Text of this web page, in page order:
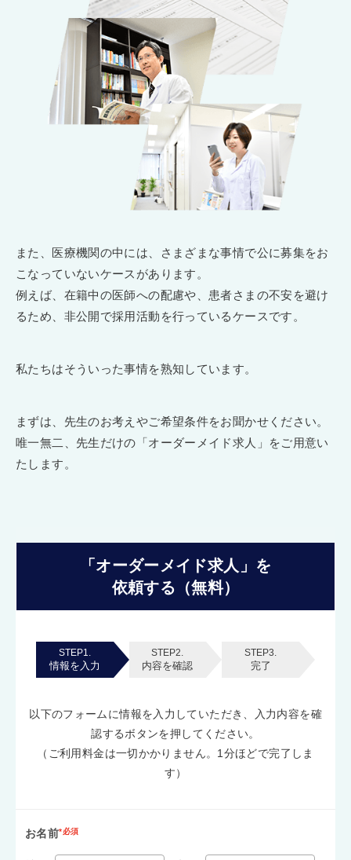
また、医療機関の中には、さまざまな事情で公に募集をお
こなっていないケースがあります。
例えば、在籍中の医師への配慮や、患者さまの不安を避け
るため、非公開で採用活動を行っているケースです。
私たちはそういった事情を熟知しています。
まずは、先生のお考えやご希望条件をお聞かせください。
唯一無二、先生だけの「オーダーメイド求人」をご用意い
たします。
「オーダーメイド求人」を
依頼する（無料）
STEP1.
情報を入力
STEP2.
内容を確認
STEP3.
完了
以下のフォームに情報を入力していただき、入力内容を確
認するボタンを押してください。
（ご利用料金は一切かかりません。1分ほどで完了しま
す）
お名前*必須